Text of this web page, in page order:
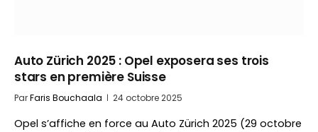
Auto Zürich 2025 : Opel exposera ses trois
stars en première Suisse
ParFaris Bouchaala 24 octobre 2025
Opel s’affiche en force au Auto Zürich 2025 (29 octobre